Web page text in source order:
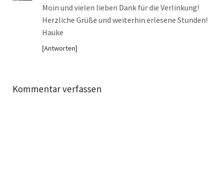
Moin und vielen lieben Dank für die Verlinkung!
Herzliche Grüße und weiterhin erlesene Stunden!
Hauke
Antworten
Kommentar verfassen